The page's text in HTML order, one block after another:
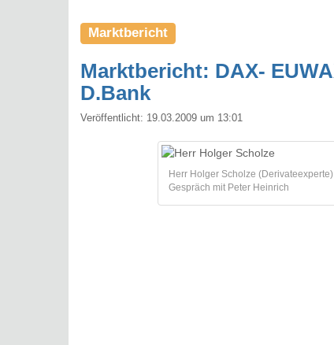
Marktbericht
Marktbericht: DAX-
D.Bank
Veröffentlicht: 19.03.2009 um 13:01
Herr Holger Scholze
Gespräch mit Peter Heinrich